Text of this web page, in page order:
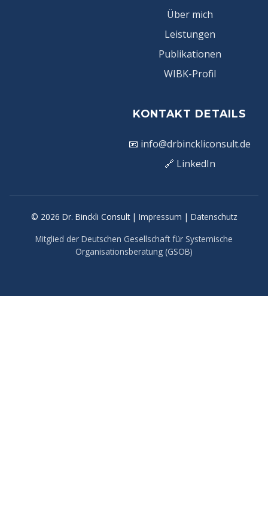
Über mich
Leistungen
Publikationen
WIBK-Profil
KONTAKT DETAILS
📧 info@drbinckliconsult.de
🔗 LinkedIn
© 2026 Dr. Binckli Consult | Impressum | Datenschutz
Mitglied der Deutschen Gesellschaft für Systemische
Organisationsberatung (GSOB)